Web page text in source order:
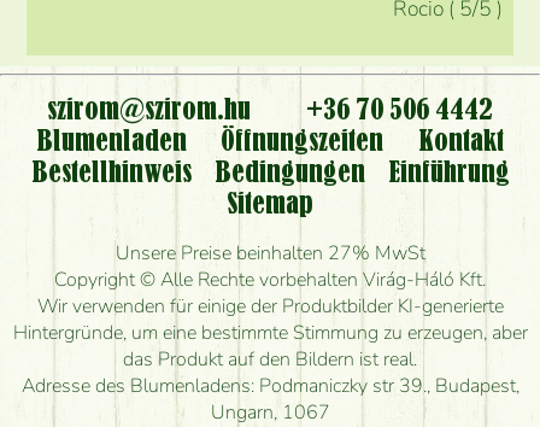
Rocio ( 5/5 )
szirom@szirom.hu
+36 70 506 4442
Blumenladen
Öffnungszeiten
Kontakt
Bestellhinweis
Bedingungen
Einführung
Sitemap
Unsere Preise beinhalten 27% MwSt
Copyright © Alle Rechte vorbehalten Virág-Háló Kft.
Wir verwenden für einige der Produktbilder KI-generierte
Hintergründe, um eine bestimmte Stimmung zu erzeugen, aber
das Produkt auf den Bildern ist real.
Adresse des Blumenladens: Podmaniczky str 39., Budapest,
Ungarn, 1067